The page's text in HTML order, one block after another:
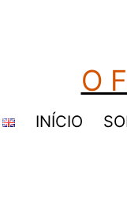
O
INÍCIO